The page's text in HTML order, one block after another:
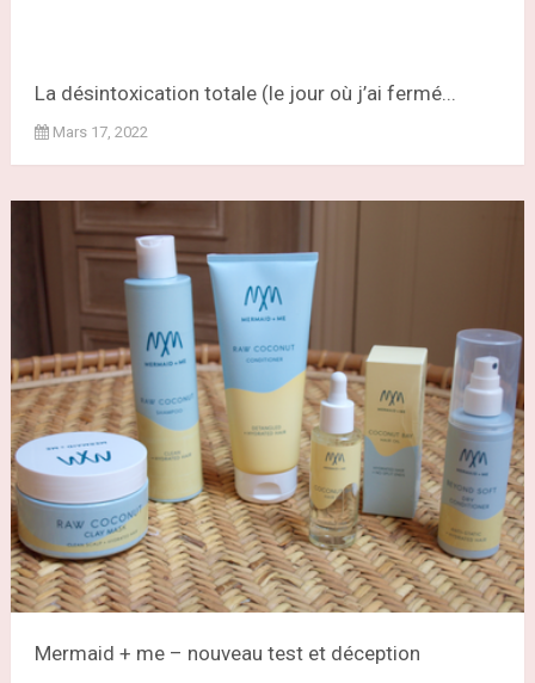
La désintoxication totale (le jour où j’ai fermé...
Mars 17, 2022
Mermaid + me – nouveau test et déception